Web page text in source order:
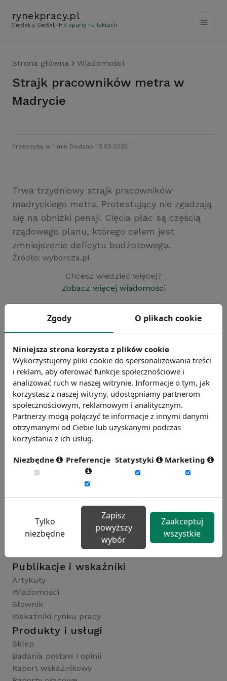
rynekpracy.pl
- HR oparty na faktach
Strona główna Wiadomości
Strajk pracowników metra w
Madrycie
Przeczytaj w 1 min. Dodano: 13.03.2025
Trwa trzydniowy strajk pracowników
madryckiego metra. Protestujący nie zgadzają
się na obniżki pensji. Cięcia płac są częścią
rządowego planu, którego celem jest
zmniejszenie deficytu budżetowego.
Źródło: wyborcza.pl
Chcesz wiedzieć więcej?
Zobacz więcej wiadomości
Rynekpracy.pl
raportyplacowe.pl
badaniaHR.pl
wskaznikiHR.pl
Publikacje i wskaźniki
Artykuły
Wiadomości
Słownik
Wskaźniki rynku pracy
Produkty i usługi
Sklep
Badania postaw i opinii
Raport wskaźnikowy
Zgody O plikach cookie
Niniejsza strona korzysta z plików cookie
Wykorzystujemy pliki cookie do spersonalizowania treści
i reklam, aby oferować funkcje społecznościowe i
analizować ruch w naszej witrynie. Informacje o tym, jak
korzystasz z naszej witryny, udostępniamy partnerom
społecznościowym, reklamowym i analitycznym.
Partnerzy mogą połączyć te informacje z innymi danymi
otrzymanymi od Ciebie lub uzyskanymi podczas
korzystania z ich usług.
Niezbędne Preferencje Statystyki Marketing
Tylko
niezbędne
Zapisz
powyższy
wybór
Zaakceptuj
wszystkie